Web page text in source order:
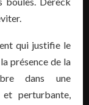
qui justifie le
présence de la
dans une
et perturbante,